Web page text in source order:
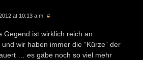
at 10:13 a.m. #
Gegend ist wirklich reich an
wir haben immer die “Kürze” der
… es gäbe noch so viel mehr